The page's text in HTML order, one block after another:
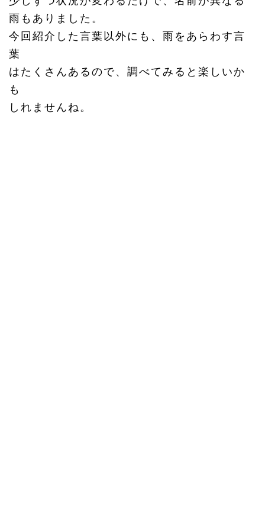
雨もありました。
今回紹介した言葉以外にも、雨をあらわす言
葉
はたくさんあるので、調べてみると楽しいか
も
しれませんね。